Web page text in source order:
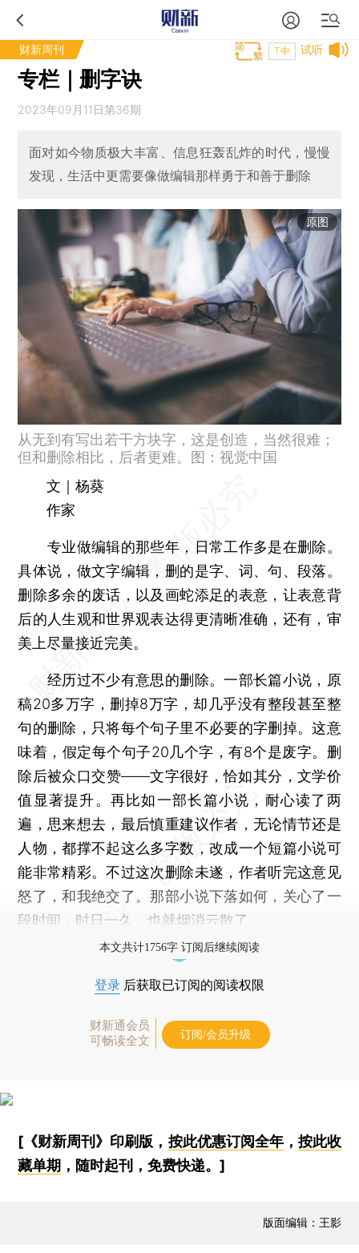
财新周刊 试听
T中
专栏｜删字诀
2023年09月11日第36期
面对如今物质极大丰富、信息狂轰乱炸的时代，慢慢
发现，生活中更需要像做编辑那样勇于和善于删除
原图
从无到有写出若干方块字，这是创造，当然很难；
但和删除相比，后者更难。图：视觉中国
文｜杨葵
作家
专业做编辑的那些年，日常工作多是在删除。
具体说，做文字编辑，删的是字、词、句、段落。
删除多余的废话，以及画蛇添足的表意，让表意背
后的人生观和世界观表达得更清晰准确，还有，审
美上尽量接近完美。
经历过不少有意思的删除。一部长篇小说，原
稿20多万字，删掉8万字，却几乎没有整段甚至整
句的删除，只将每个句子里不必要的字删掉。这意
味着，假定每个句子20几个字，有8个是废字。删
除后被众口交赞——文字很好，恰如其分，文学价
值显著提升。再比如一部长篇小说，耐心读了两
遍，思来想去，最后慎重建议作者，无论情节还是
人物，都撑不起这么多字数，改成一个短篇小说可
能非常精彩。不过这次删除未遂，作者听完这意见
怒了，和我绝交了。那部小说下落如何，关心了一
段时间，时日一久，也就烟消云散了。
本文共计1756字 订阅后继续阅读
登录 后获取已订阅的阅读权限
财新通会员
可畅读全文
订阅/会员升级
[《财新周刊》印刷版， 按此优惠订阅全年， 按此收
藏单期 ，随时起刊，免费快递。]
版面编辑：王影